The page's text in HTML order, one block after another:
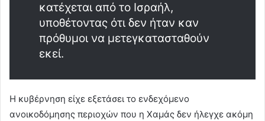
κατέχεται από το Ισραήλ,
υποθέτοντας ότι δεν ήταν καν
πρόθυμοι να μετεγκατασταθούν
εκεί.
Η κυβέρνηση είχε εξετάσει το ενδεχόμενο
ανοικοδόμησης περιοχών που η Χαμάς δεν ήλεγχε ακόμη